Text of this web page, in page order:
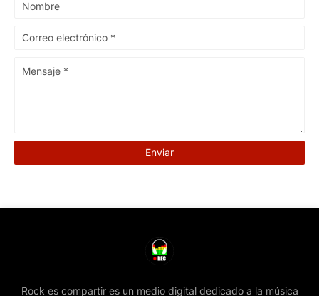
Rock es compartir es un medio digital dedicado a la música